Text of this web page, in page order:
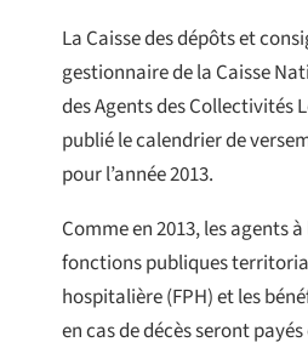
La Caisse des dépôts et
gestionnaire de la Caisse
des Agents des Collectivités
publié le calendrier de
pour l’année 2013.
Comme en 2013, les agents
fonctions publiques
hospitalière (FPH) et les
en cas de décès seront